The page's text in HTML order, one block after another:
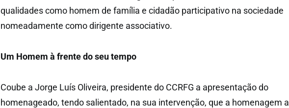
qualidades como homem de família e cidadão participativo na sociedade
nomeadamente como dirigente associativo.
Um Homem à frente do seu tempo
Coube a Jorge Luís Oliveira, presidente do CCRFG a apresentação do
homenageado, tendo salientado, na sua intervenção, que a homenagem a